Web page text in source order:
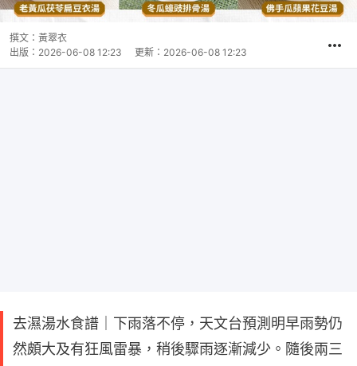
撰文： 黃翠衣
出版： 2026-06-08 12:23 更新： 2026-06-08 12:23
去濕湯水食譜｜下雨落不停，天文台預測明早雨勢仍
然頗大及有狂風雷暴，稍後驟雨逐漸減少。隨後兩三